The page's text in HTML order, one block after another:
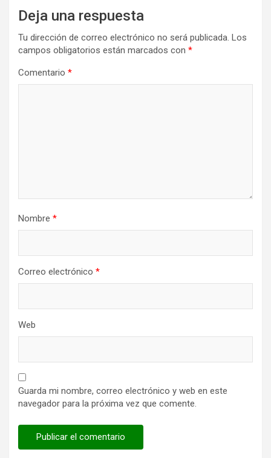
Deja una respuesta
Tu dirección de correo electrónico no será publicada. Los
campos obligatorios están marcados con *
Comentario *
Nombre *
Correo electrónico *
Web
Guarda mi nombre, correo electrónico y web en este
navegador para la próxima vez que comente.